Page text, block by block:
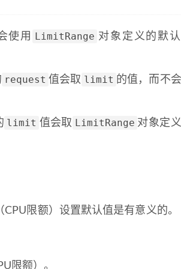
使用 LimitRange 对象定义的默
request 值会取 limit 的值，而不
limit 值会取 LimitRange 对象定
CPU限额）设置默认值是有意义的。
限额）。